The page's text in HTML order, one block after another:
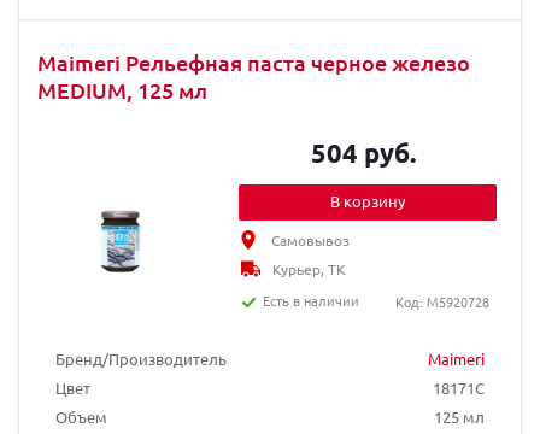
Maimeri Рельефная паста черное железо
MEDIUM, 125 мл
Бренд/Производитель
Maimeri
Цвет
18171C
Объем
125 мл
504 руб.
В корзину
Самовывоз
Курьер, ТК
Есть в наличии
Код: M5920728